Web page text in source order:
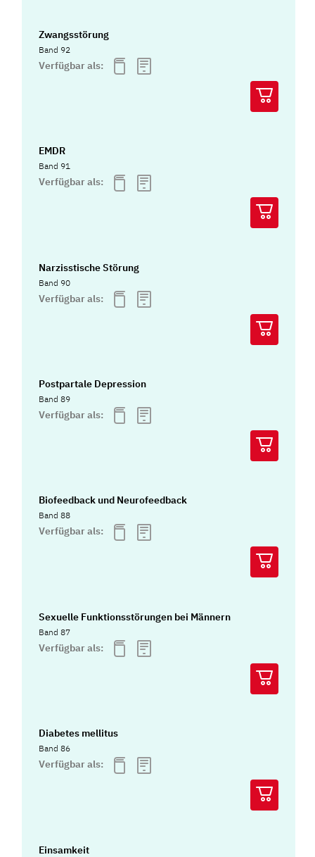
Zwangsstörung
Band 92
Verfügbar als:
EMDR
Band 91
Verfügbar als:
Narzisstische Störung
Band 90
Verfügbar als:
Postpartale Depression
Band 89
Verfügbar als:
Biofeedback und Neurofeedback
Band 88
Verfügbar als:
Sexuelle Funktionsstörungen bei Männern
Band 87
Verfügbar als:
Diabetes mellitus
Band 86
Verfügbar als:
Einsamkeit